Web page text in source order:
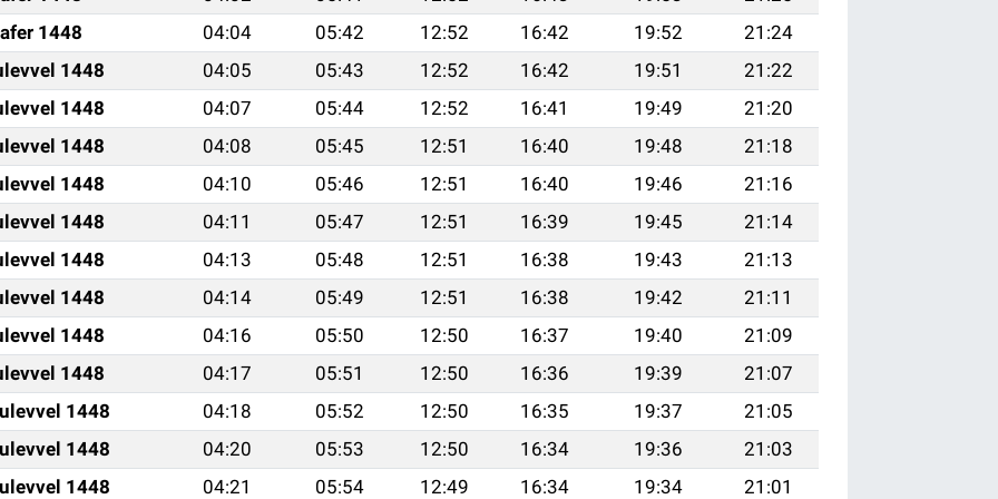
1448
04:04 05:42 12:52 16:42 19:52
21:24
1448
04:05 05:43 12:52 16:42 19:51
21:22
1448
04:07 05:44 12:52 16:41 19:49
21:20
1448
04:08 05:45 12:51 16:40 19:48
21:18
1448
04:10 05:46 12:51 16:40 19:46
21:16
1448
04:11 05:47 12:51 16:39 19:45
21:14
1448
04:13 05:48 12:51 16:38 19:43
21:13
1448
04:14 05:49 12:51 16:38 19:42
21:11
1448
04:16 05:50 12:50 16:37 19:40
21:09
1448
04:17 05:51 12:50 16:36 19:39
21:07
1448
04:18 05:52 12:50 16:35 19:37
21:05
1448
04:20 05:53 12:50 16:34 19:36
21:03
1448
04:21 05:54 12:49 16:34 19:34 21:01